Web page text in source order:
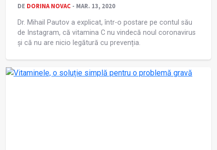
DE DORINA NOVAC - MAR. 13, 2020
Dr. Mihail Pautov a explicat, într-o postare pe contul său
de Instagram, că vitamina C nu vindecă noul coronavirus
și că nu are nicio legătură cu prevenția.